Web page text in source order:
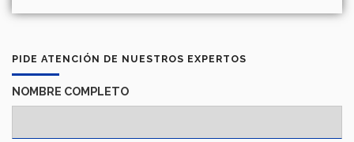
PIDE ATENCIÓN DE NUESTROS EXPERTOS
NOMBRE COMPLETO